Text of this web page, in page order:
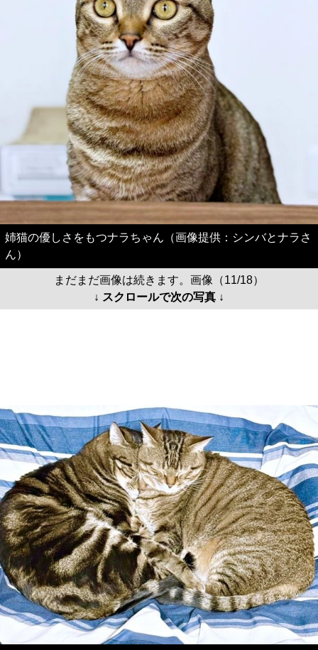
姉猫の優しさをもつナラちゃん（画像提供：シンバとナラさ
ん）
まだまだ画像は続きます。画像（11/18）
↓ スクロールで次の写真 ↓